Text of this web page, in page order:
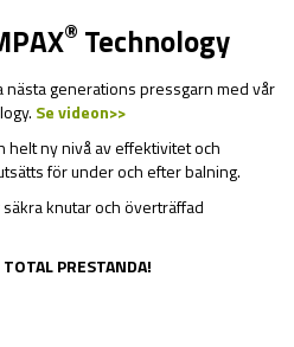
® Technology
nästa generations pressgarn med vår
Se videon>>
helt ny nivå av effektivitet och
för under och efter balning.
knutar och överträffad
TOTAL PRESTANDA!